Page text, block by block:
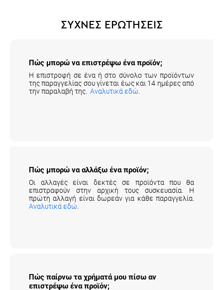
ΣΥΧΝΕΣ ΕΡΩΤΗΣΕΙΣ
Πώς μπορώ να επιστρέψω ένα προϊόν;
Η επιστροφή σε ένα ή στο σύνολο των προϊόντων
της παραγγελίας σου γίνεται έως και 14 ημέρες από
την παραλαβή της. Αναλυτικά εδώ
Πώς μπορώ να αλλάξω ένα προϊόν;
Οι αλλαγές είναι δεκτές σε προϊόντα που θα
επιστραφούν στην αρχική τους συσκευασία. Η
πρώτη αλλαγή είναι δωρεάν για κάθε παραγγελία.
Αναλυτικά εδώ
Πώς παίρνω τα χρήματά μου πίσω αν
επιστρέψω ένα προϊόν;